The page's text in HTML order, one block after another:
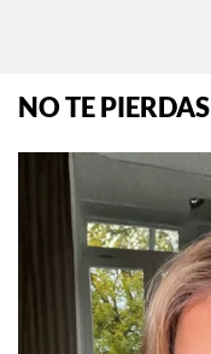
NO TE PIERDAS